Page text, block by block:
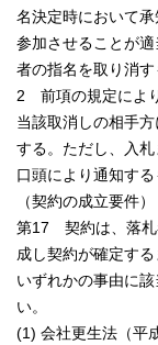
名決定時において
参加させることが
者の指名を取り消す
2 前項の規定によ
当該取消しの相手
する。ただし、入
口頭により通知する
（契約の成立要件）
第17 契約は、落札
成し契約が確定す
いずれかの事由に
い。
(1) 会社更生法（平